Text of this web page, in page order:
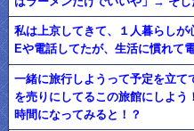
私は上京してきて、１人暮らしが
Eや電話してたが、生活に慣れて
一緒に旅行しようって予定を立
を売りにしてるこの旅館にしよ
時間になってみると！？